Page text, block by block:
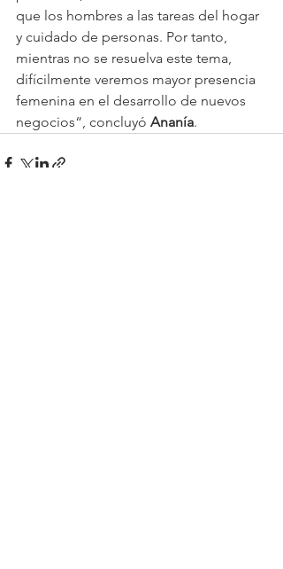
que los hombres a las tareas del hogar
y cuidado de personas. Por tanto,
mientras no se resuelva este tema,
difícilmente veremos mayor presencia
femenina en el desarrollo de nuevos
negocios“, concluyó Ananía.